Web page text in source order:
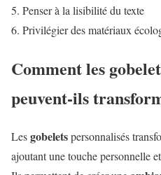
Penser à la lisibilité du texte
Privilégier des matériaux
Comment les
peuvent-ils
Lesgobeletspersonnalisés
ajoutant une touche personnelle et